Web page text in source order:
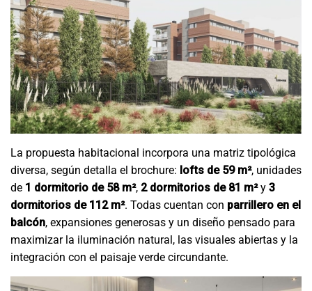
La propuesta habitacional incorpora una matriz tipológica
diversa, según detalla el brochure: lofts de 59 m², unidades
de 1 dormitorio de 58 m², 2 dormitorios de 81 m²y 3
dormitorios de 112 m². Todas cuentan con parrillero en el
balcón, expansiones generosas y un diseño pensado para
maximizar la iluminación natural, las visuales abiertas y la
integración con el paisaje verde circundante.